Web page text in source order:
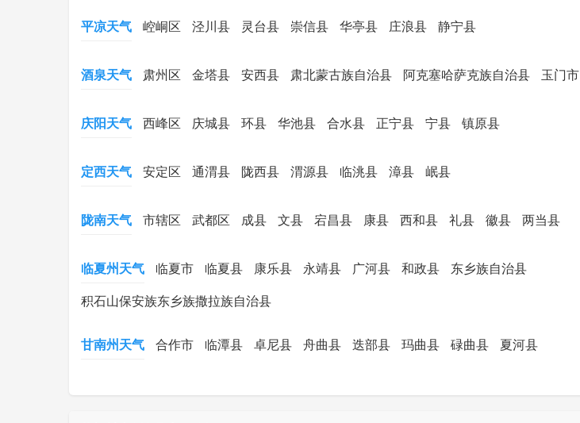
平凉天气 崆峒区 泾川县 灵台县 崇信县 华亭县 庄浪县 静宁县
酒泉天气 肃州区 金塔县 安西县 肃北蒙古族自治县 阿克塞哈萨克族自治县 玉门市
庆阳天气 西峰区 庆城县 环县 华池县 合水县 正宁县 宁县 镇原县
定西天气 安定区 通渭县 陇西县 渭源县 临洮县 漳县 岷县
陇南天气 市辖区 武都区 成县 文县 宕昌县 康县 西和县 礼县 徽县 两当县
临夏州天气 临夏市 临夏县 康乐县 永靖县 广河县 和政县 东乡族自治县
积石山保安族东乡族撒拉族自治县
甘南州天气 合作市 临潭县 卓尼县 舟曲县 迭部县 玛曲县 碌曲县 夏河县